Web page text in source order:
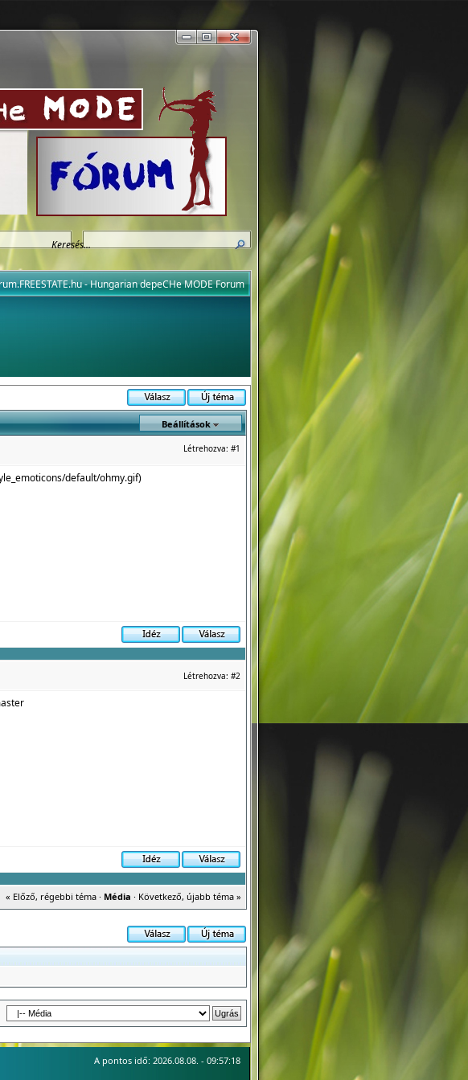
- Hungarian depeCHe MODE Forum
Beállítások
Létrehozva: #1
default/ohmy.gif)
Létrehozva: #2
« Előző, régebbi téma· Média · Következő, újabb téma »
A pontos idő: 2026.08.08. - 09:57:18